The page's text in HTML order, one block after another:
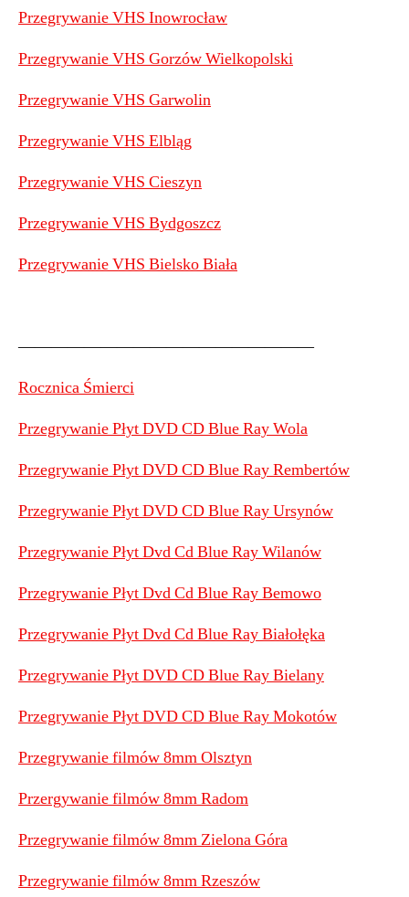
Przegrywanie VHS Inowrocław
Przegrywanie VHS Gorzów Wielkopolski
Przegrywanie VHS Garwolin
Przegrywanie VHS Elbląg
Przegrywanie VHS Cieszyn
Przegrywanie VHS Bydgoszcz
Przegrywanie VHS Bielsko Biała
——————————————————
Rocznica Śmierci
Przegrywanie Płyt DVD CD Blue Ray Wola
Przegrywanie Płyt DVD CD Blue Ray Rembertów
Przegrywanie Płyt DVD CD Blue Ray Ursynów
Przegrywanie Płyt Dvd Cd Blue Ray Wilanów
Przegrywanie Płyt Dvd Cd Blue Ray Bemowo
Przegrywanie Płyt Dvd Cd Blue Ray Białołęka
Przegrywanie Płyt DVD CD Blue Ray Bielany
Przegrywanie Płyt DVD CD Blue Ray Mokotów
Przegrywanie filmów 8mm Olsztyn
Przergywanie filmów 8mm Radom
Przegrywanie filmów 8mm Zielona Góra
Przegrywanie filmów 8mm Rzeszów